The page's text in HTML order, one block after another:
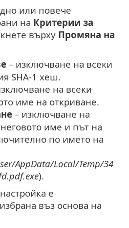
или повече
на Критерии за
върху Промяна на
– изключване на всеки
SHA-1 хеш.
на всеки
име на откриване.
– изключване на
име и път на
по името на
AppData/Local/Temp/34
).
е
въз основа на